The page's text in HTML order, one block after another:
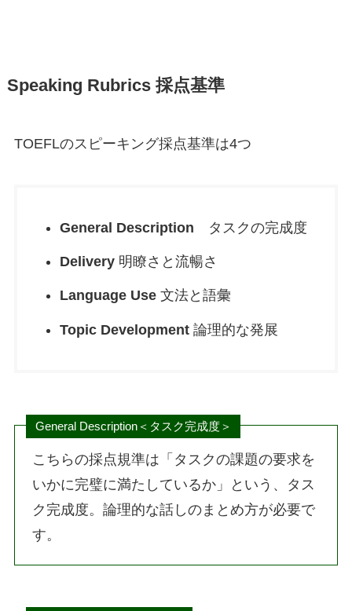
Speaking Rubrics 採点基準
TOEFLのスピーキング採点基準は4つ
General Description タスクの完成度
Delivery明瞭さと流暢さ
Language Use文法と語彙
Topic Development論理的な発展
General Description＜タスク完成度＞
こちらの採点規準は「タスクの課題の要求を
いかに完璧に満たしているか」という、タス
ク完成度。論理的な話しのまとめ方が必要で
す。